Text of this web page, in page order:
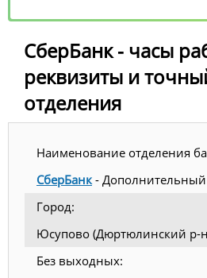
СберБанк - часы
реквизиты и
отделения
Наименование отделения
СберБанк -
Город:
Юсупово (Дюртюлинский р-
Без выходных: